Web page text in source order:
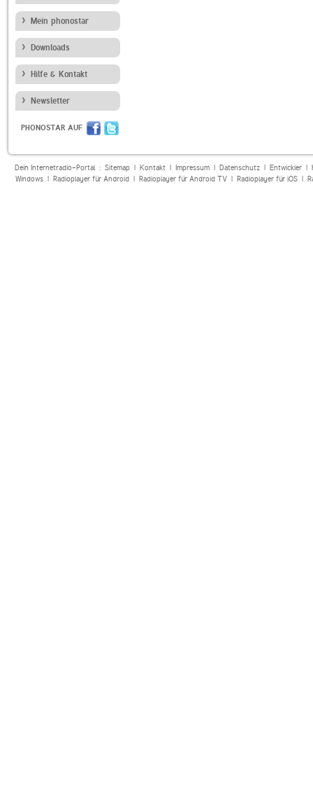
Mein phonostar
Downloads
Hilfe & Kontakt
Newsletter
PHONOSTAR AUF
Dein Internetradio-Portal : Sitemap| Kontakt| Impressum| Datenschutz| Entwickler|
Windows| Radioplayer für Android| Radioplayer für Android TV| Radioplayer für iOS|